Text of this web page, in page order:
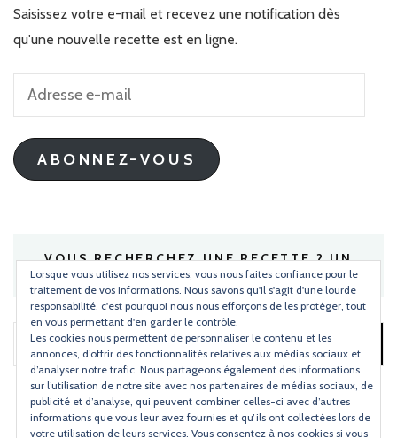
Saisissez votre e-mail et recevez une notification dès
qu'une nouvelle recette est en ligne.
Adresse
mail
ABONNEZ-VOUS
VOUS RECHERCHEZ UNE RECETTE ? UN
INGRÉDIENT ?
Rechercher :
Lorsque vous utilisez nos services, vous nous faites confiance pour le
traitement de vos informations. Nous savons qu'il s'agit d'une lourde
responsabilité, c'est pourquoi nous nous efforçons de les protéger, tout
en vous permettant d'en garder le contrôle.
Les cookies nous permettent de personnaliser le contenu et les
annonces, d’offrir des fonctionnalités relatives aux médias sociaux et
d’analyser notre trafic. Nous partageons également des informations
sur l’utilisation de notre site avec nos partenaires de médias sociaux, de
publicité et d’analyse, qui peuvent combiner celles-ci avec d’autres
informations que vous leur avez fournies et qu’ils ont collectées lors de
votre utilisation de leurs services. Vous consentez à nos cookies si vous